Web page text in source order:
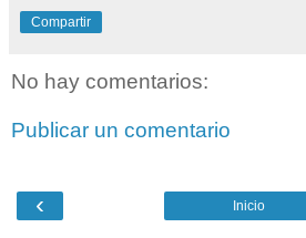
Compartir
No hay comentarios:
Publicar un comentario
‹ Inicio